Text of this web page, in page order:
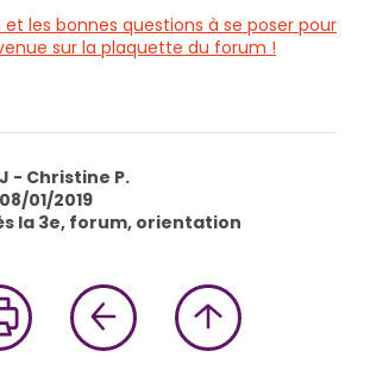
les bonnes questions à se poser pour
sur la plaquette du forum !
- Christine P.
08/01/2019
la 3e, forum, orientation